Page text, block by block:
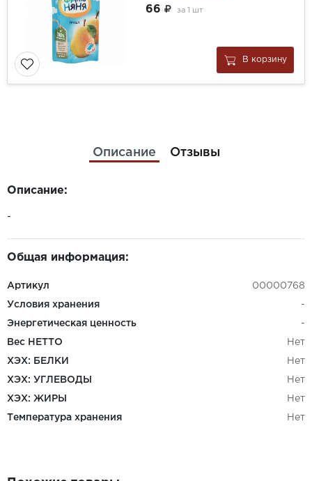
66
за 1 шт
В корзину
Описание Отзывы
Описание:
-
Общая информация:
Артикул 00000768
Условия хранения -
Энергетическая ценность -
Вес НЕТТО Нет
ХЭХ: БЕЛКИ Нет
ХЭХ: УГЛЕВОДЫ Нет
ХЭХ: ЖИРЫ Нет
Температура хранения Нет